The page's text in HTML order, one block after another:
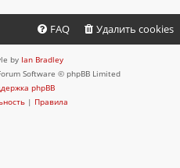
Удалить cookies
FAQ
by Ian Bradley
Software © phpBB Limited
phpBB
| Правила